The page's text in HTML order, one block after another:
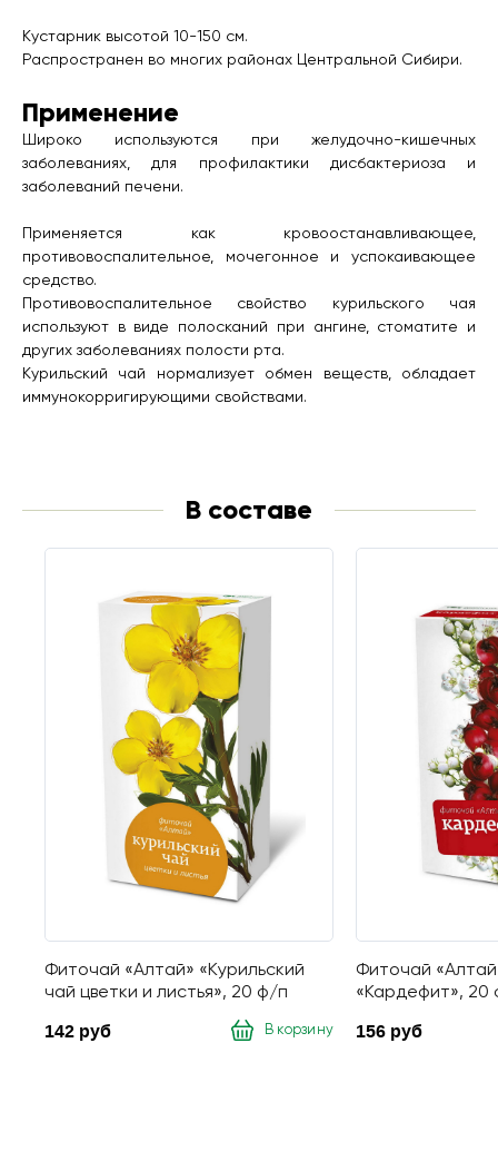
Кустарник высотой 10-150 см.
Распространен во многих районах Центральной Сибири.
Применение
Широко используются при желудочно-кишечных
заболеваниях, для профилактики дисбактериоза и
заболеваний печени.
Применяется как кровоостанавливающее,
противовоспалительное, мочегонное и успокаивающее
средство.
Противовоспалительное свойство курильского чая
используют в виде полосканий при ангине, стоматите и
других заболеваниях полости рта.
Курильский чай нормализует обмен веществ, обладает
иммунокорригирующими свойствами.
В составе
Фиточай «Алтай» «Курильский
чай цветки и листья», 20 ф/п
142 руб В корзину
Фиточай
«Кардефит», 20
156 руб